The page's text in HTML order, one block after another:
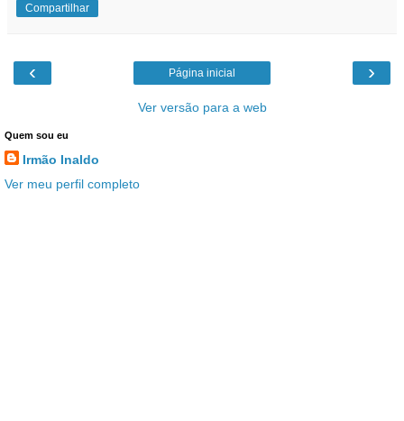
Compartilhar
‹ ›
Página inicial
Ver versão para a web
Quem sou eu
Irmão Inaldo
Ver meu perfil completo